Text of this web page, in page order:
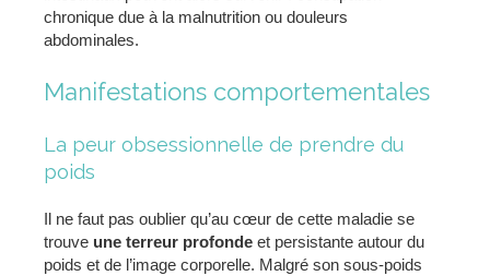
chronique due à la malnutrition ou douleurs
abdominales.
Manifestations comportementales
La peur obsessionnelle de prendre du
poids
Il ne faut pas oublier qu’au cœur de cette maladie se
trouve une terreur profonde et persistante autour du
poids et de l’image corporelle. Malgré son sous-poids